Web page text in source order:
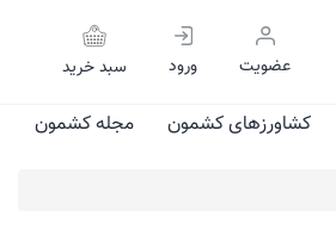
عضویت ورود سبد خرید
کشاورزهای کشمون مجله کشمون